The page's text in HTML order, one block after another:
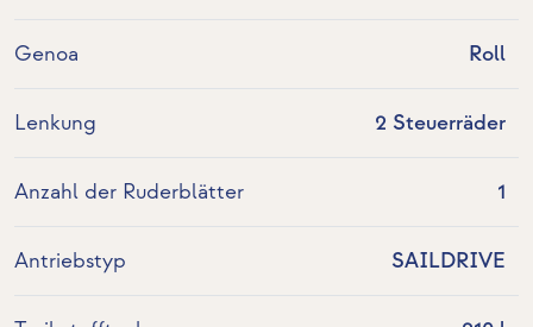
Genoa Roll
Lenkung 2 Steuerräder
Anzahl der Ruderblätter 1
Antriebstyp SAILDRIVE